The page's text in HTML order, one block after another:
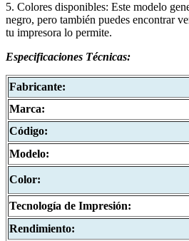
5. Colores disponibles: Este modelo
negro, pero también puedes encontrar
tu impresora lo permite.
Especificaciones Técnicas:
Fabricante:
Marca:
Código:
Modelo:
Color:
Tecnología de Impresión:
Rendimiento: